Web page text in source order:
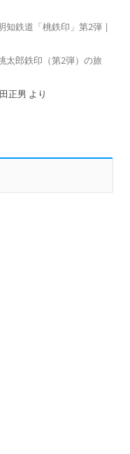
知鉄道「桃鉄印」第2弾 |
太郎鉄印（第2弾）の旅
正男 より